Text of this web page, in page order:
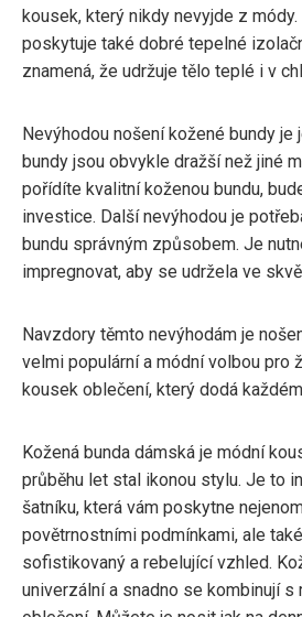
kousek, který nikdy nevyjde z módy.
poskytuje také dobré tepelné
znamená, že udržuje tělo teplé i v
Nevýhodou nošení kožené bundy je
bundy jsou obvykle dražší než jiné
pořídíte kvalitní koženou bundu,
investice. Další nevýhodou je
bundu správným způsobem. Je
impregnovat, aby se udržela ve
Navzdory těmto nevýhodám je
velmi populární a módní volbou pro
kousek oblečení, který dodá
Kožená bunda dámská je módní
průběhu let stal ikonou stylu. Je to
šatníku, která vám poskytne
povětrnostními podmínkami, ale
sofistikovaný a rebelující vzhled.
univerzální a snadno se kombinují